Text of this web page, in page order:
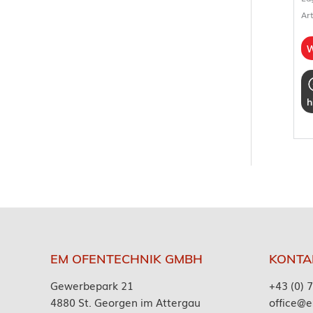
EM OFENTECHNIK GMBH
Gewerbepark 21
4880 St. Georgen im Attergau
+43 (0)